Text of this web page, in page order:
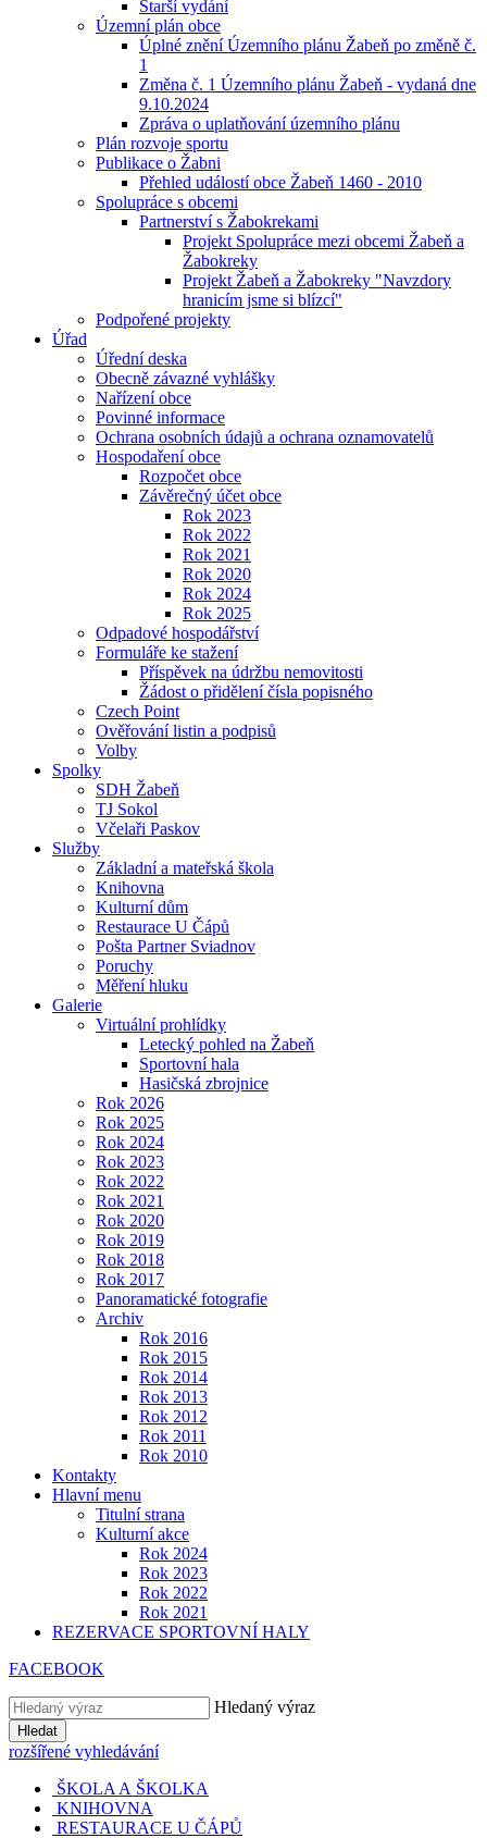
Starší vydání
Územní plán obce
Úplné znění Územního plánu Žabeň po změně č.
1
Změna č. 1 Územního plánu Žabeň - vydaná dne
9.10.2024
Zpráva o uplatňování územního plánu
Plán rozvoje sportu
Publikace o Žabni
Přehled událostí obce Žabeň 1460 - 2010
Spolupráce s obcemi
Partnerství s Žabokrekami
Projekt Spolupráce mezi obcemi Žabeň a
Žabokreky
Projekt Žabeň a Žabokreky "Navzdory
hranicím jsme si blízcí"
Podpořené projekty
Úřad
Úřední deska
Obecně závazné vyhlášky
Nařízení obce
Povinné informace
Ochrana osobních údajů a ochrana oznamovatelů
Hospodaření obce
Rozpočet obce
Závěrečný účet obce
Rok 2023
Rok 2022
Rok 2021
Rok 2020
Rok 2024
Rok 2025
Odpadové hospodářství
Formuláře ke stažení
Příspěvek na údržbu nemovitosti
Žádost o přidělení čísla popisného
Czech Point
Ověřování listin a podpisů
Volby
Spolky
SDH Žabeň
TJ Sokol
Včelaři Paskov
Služby
Základní a mateřská škola
Knihovna
Kulturní dům
Restaurace U Čápů
Pošta Partner Sviadnov
Poruchy
Měření hluku
Galerie
Virtuální prohlídky
Letecký pohled na Žabeň
Sportovní hala
Hasičská zbrojnice
Rok 2026
Rok 2025
Rok 2024
Rok 2023
Rok 2022
Rok 2021
Rok 2020
Rok 2019
Rok 2018
Rok 2017
Panoramatické fotografie
Archiv
Rok 2016
Rok 2015
Rok 2014
Rok 2013
Rok 2012
Rok 2011
Rok 2010
Kontakty
Hlavní menu
Titulní strana
Kulturní akce
Rok 2024
Rok 2023
Rok 2022
Rok 2021
REZERVACE SPORTOVNÍ HALY
FACEBOOK
Hledaný výraz
Hledat
rozšířené vyhledávání
ŠKOLA A ŠKOLKA
KNIHOVNA
RESTAURACE U ČÁPŮ